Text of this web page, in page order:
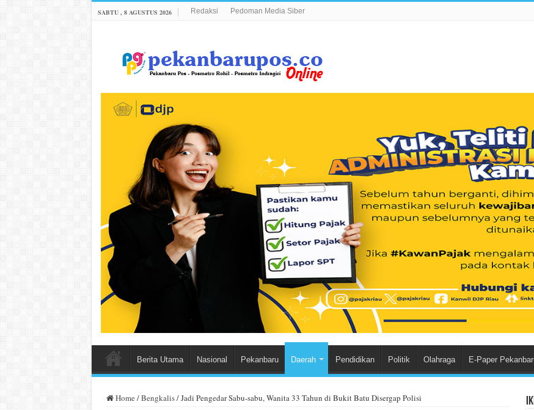
SABTU , 8 AGUSTUS 2026 Redaksi Pedoman Media Siber
Berita Utama Nasional Pekanbaru Daerah Pendidikan Politik Olahraga E-Paper
Home /Bengkalis/Jadi Pengedar Sabu-sabu, Wanita 33 Tahun di Bukit Batu Disergap Polisi